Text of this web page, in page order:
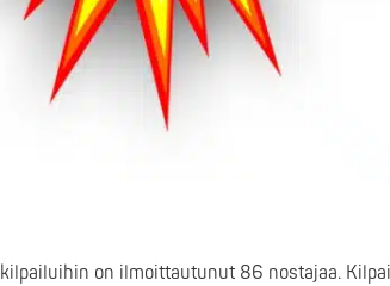
on ilmoittautunut 86 nostajaa.